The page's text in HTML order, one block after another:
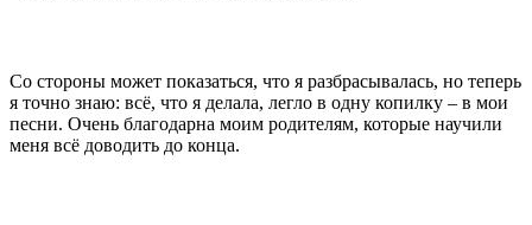
Со стороны может показаться, что я разбрасывалась, но теперь
я точно знаю: всё, что я делала, легло в одну копилку – в мои
песни. Очень благодарна моим родителям, которые научили
меня всё доводить до конца.